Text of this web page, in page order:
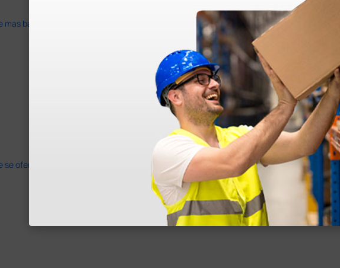
barato que en otras plataformas de material médico. Pero el envío cuesta más del
oferten productos sin incluir el IVA que luego nos van a cobrar.